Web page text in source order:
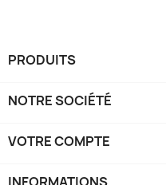
PRODUITS
NOTRE SOCIÉTÉ
VOTRE COMPTE